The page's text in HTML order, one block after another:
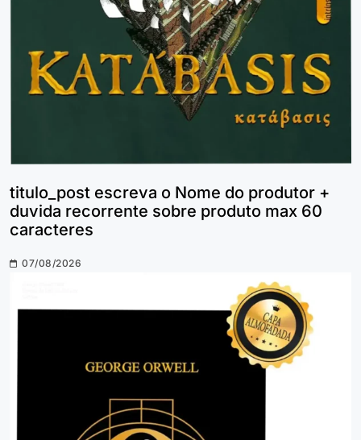
titulo_post escreva o Nome do produtor +
duvida recorrente sobre produto max 60
caracteres
07/08/2026